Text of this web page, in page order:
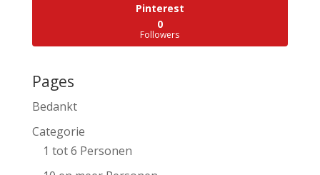
Pinterest
0
Followers
Pages
Bedankt
Categorie
1 tot 6 Personen